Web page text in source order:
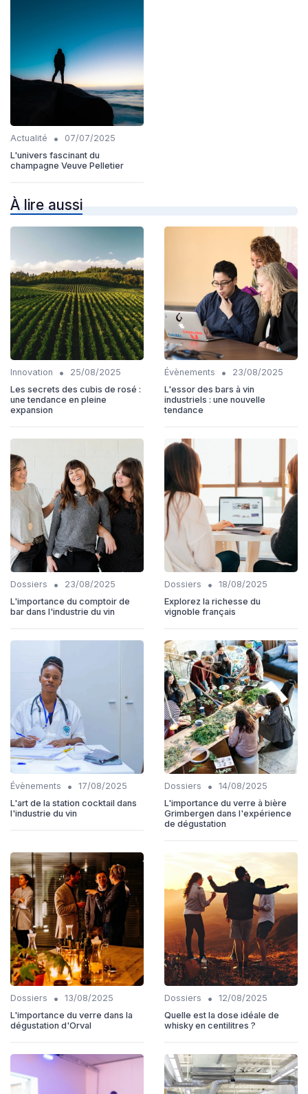
Actualité •
07/07/2025
L'univers fascinant du
champagne Veuve Pelletier
À lire aussi
Innovation •
25/08/2025
Les secrets des cubis de rosé :
une tendance en pleine
expansion
Évènements •
23/08/2025
L'essor des bars à vin
industriels : une nouvelle
tendance
Dossiers •
23/08/2025
L'importance du comptoir de
bar dans l'industrie du vin
Dossiers •
18/08/2025
Explorez la richesse du
vignoble français
Évènements •
17/08/2025
L'art de la station cocktail dans
l'industrie du vin
Dossiers •
14/08/2025
L'importance du verre à bière
Grimbergen dans l'expérience
de dégustation
Dossiers •
13/08/2025
L'importance du verre dans la
dégustation d'Orval
Dossiers •
12/08/2025
Quelle est la dose idéale de
whisky en centilitres ?